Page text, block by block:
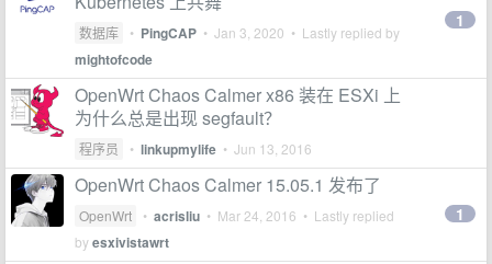
数据库 • PingCAP • Jan 3, 2020 • Lastly replied by
mightofcode
1
OpenWrt Chaos Calmer x86 装在 ESXi 上
为什么总是出现 segfault？
程序员 • linkupmylife • Jun 13, 2016
OpenWrt Chaos Calmer 15.05.1 发布了
OpenWrt • acrisliu • Mar 24, 2016 • Lastly replied
byesxivistawrt
1